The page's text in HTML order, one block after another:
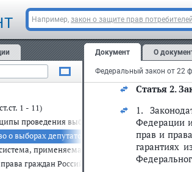
Например, закон о защите прав потребителей
1 - 11)
проведения выборов депутатов
о выборах депутатов Государственной Думы
применяемая на выборах депутатов
граждан Российской Федерации на
Документ О
Депутаты
Думы)
при
а также
Статья 2.
1.
Федерации
прав и
гарантиях